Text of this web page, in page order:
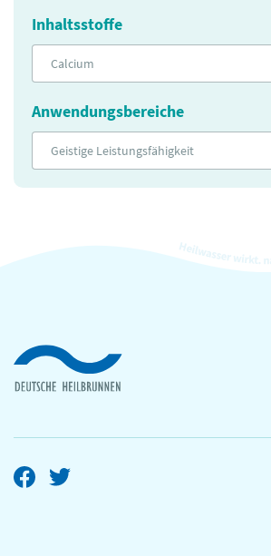
Inhaltsstoffe
Calcium
Anwendungsbereiche
Geistige Leistungsfähigkeit